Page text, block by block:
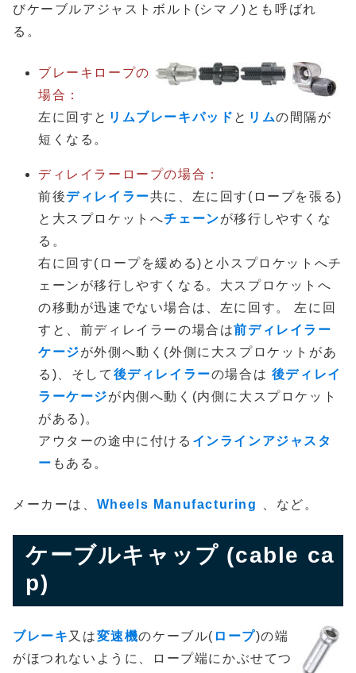
びケーブルアジャストボルト(シマノ)とも呼ばれ
る。
ブレーキロープの
場合：
左に回すと リムブレーキパッド と リムの間隔が
短くなる。
ディレイラーロープの場合：
前後ディレイラー共に、左に回す(ロープを張る)
と大スプロケットへチェーンが移行しやすくな
る。
右に回す(ロープを緩める)と小スプロケットへチ
ェーンが移行しやすくなる。大スプロケットへ
の移動が迅速でない場合は、左に回す。 左に回
すと、前ディレイラーの場合は前ディレイラー
ケージが外側へ動く(外側に大スプロケットがあ
る)、そして 後ディレイラーの場合は 後ディレイ
ラーケージが内側へ動く(内側に大スプロケット
がある)。
アウターの途中に付ける インラインアジャスタ
ー もある。
メーカーは、 Wheels Manufacturing 、など。
ケーブルキャップ (cable ca
p)
ブレーキ 又は変速機のケーブル( ロープ)の端
がほつれないように、ロープ端にかぶせてつ